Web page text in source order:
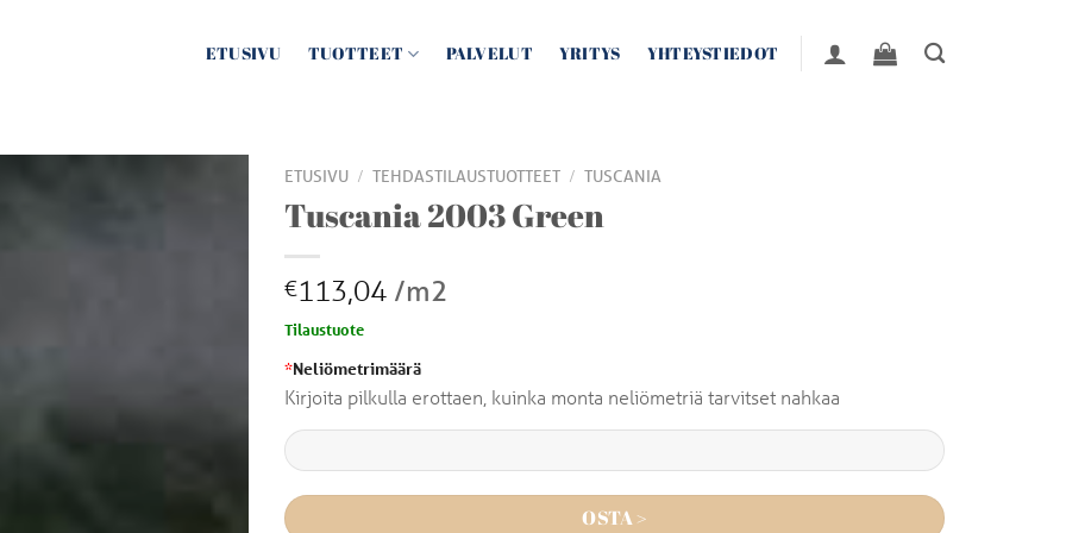
ETUSIVU TUOTTEET PALVELUT YRITYS YHTEYSTIEDOT
ETUSIVU / TEHDASTILAUSTUOTTEET / TUSCANIA
Tuscania 2003 Green
€113,04 /m2
Tilaustuote
*Neliömetrimäärä
Kirjoita pilkulla erottaen, kuinka monta neliömetriä tarvitset nahkaa
OSTA >